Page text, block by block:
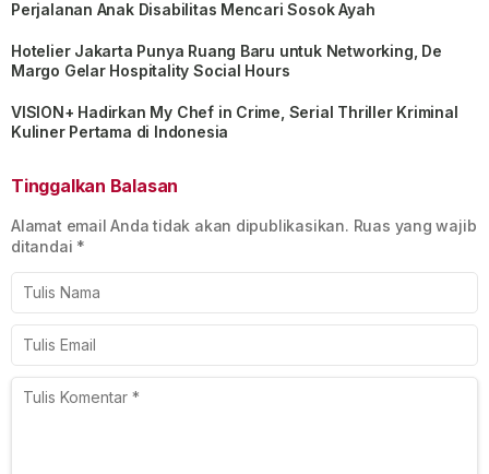
Perjalanan Anak Disabilitas Mencari Sosok Ayah
Hotelier Jakarta Punya Ruang Baru untuk Networking, De
Margo Gelar Hospitality Social Hours
VISION+ Hadirkan My Chef in Crime, Serial Thriller Kriminal
Kuliner Pertama di Indonesia
Tinggalkan Balasan
Alamat email Anda tidak akan dipublikasikan. Ruas yang wajib
ditandai *